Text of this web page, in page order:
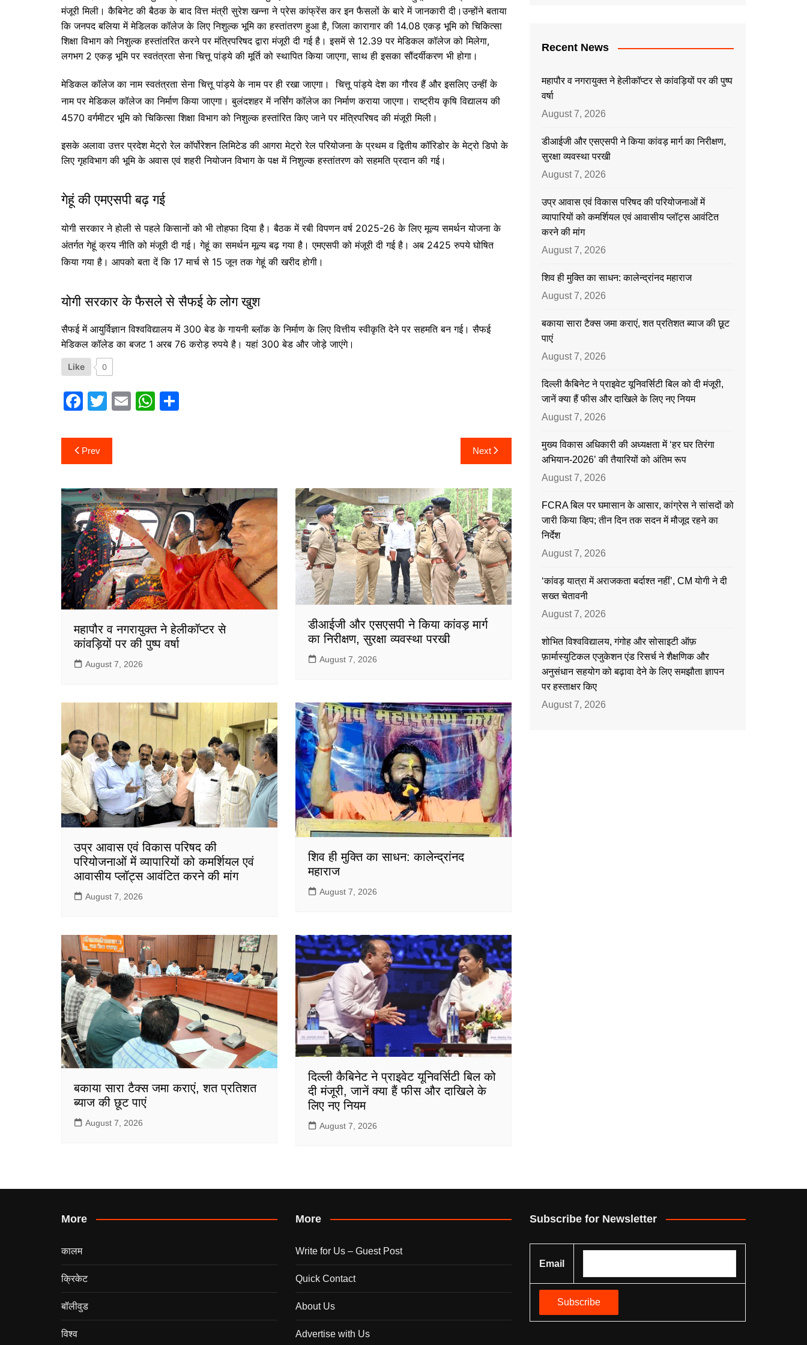
मंजूरी मिली। कैबिनेट की बैठक के बाद वित्त मंत्री सुरेश खन्ना ने प्रेस कांफ्रेंस कर इन फैसलों के बारे में जानकारी दी।उन्होंने बताया
कि जनपद बलिया में मेडिलक कॉलेज के लिए निशुल्क भूमि का हस्तांतरण हुआ है, जिला कारागार की 14.08 एकड़ भूमि को चिकित्सा
शिक्षा विभाग को निशुल्क हस्तांतरित करने पर मंत्रिपरिषद द्वारा मंजूरी दी गई है। इसमें से 12.39 पर मेडिकल कॉलेज को मिलेगा,
लगभग 2 एकड़ भूमि पर स्वतंत्रता सेना चित्तू पांड्ये की मूर्ति को स्थापित किया जाएगा, साथ ही इसका सौंदर्यीकरण भी होगा।
मेडिकल कॉलेज का नाम स्वतंत्रता सेना चित्तू पांड्ये के नाम पर ही रखा जाएगा। चित्तू पांड्ये देश का गौरव हैं और इसलिए उन्हीं के
नाम पर मेडिकल कॉलेज का निर्माण किया जाएगा। बुलंदशहर में नर्सिंग कॉलेज का निर्माण कराया जाएगा। राष्ट्रीय कृषि विद्यालय की
4570 वर्गमीटर भूमि को चिकित्सा शिक्षा विभाग को निशुल्क हस्तांरित किए जाने पर मंत्रिपरिषद की मंजूरी मिली।
इसके अलावा उत्तर प्रदेश मेट्रो रेल कॉर्पोरेशन लिमिटेड की आगरा मेट्रो रेल परियोजना के प्रथम व द्वितीय कॉरिडोर के मेट्रो डिपो के
लिए गृहविभाग की भूमि के अवास एवं शहरी नियोजन विभाग के पक्ष में निशुल्क हस्तांतरण को सहमति प्रदान की गई।
गेहूं की एमएसपी बढ़ गई
योगी सरकार ने होली से पहले किसानों को भी तोहफा दिया है। बैठक में रबी विपणन वर्ष 2025-26 के लिए मूल्य समर्थन योजना के
अंतर्गत गेहूं क्रय नीति को मंजूरी दी गई। गेहूं का समर्थन मूल्य बढ़ गया है। एमएसपी को मंजूरी दी गई है। अब 2425 रुपये घोषित
किया गया है। आपको बता दें कि 17 मार्च से 15 जून तक गेहूं की खरीद होगी।
योगी सरकार के फैसले से सैफई के लोग खुश
सैफई में आयुर्विज्ञान विश्वविद्यालय में 300 बेड के गायनी ब्लॉक के निर्माण के लिए वित्तीय स्वीकृति देने पर सहमति बन गई। सैफई
मेडिकल कॉलेड का बजट 1 अरब 76 करोड़ रुपये है। यहां 300 बेड और जोड़े जाएंगे।
Like 0
F
c
e
o
o
k
T
itt
er
E
W
p
p
PostPrev Next
महापौर व नगरायुक्त ने हेलीकॉप्टर से
कांवड़ियों पर की पुष्प वर्षा
August 7, 2026
डीआईजी और एसएसपी ने किया कांवड़ मार्ग
का निरीक्षण, सुरक्षा व्यवस्था परखी
August 7, 2026
उप्र आवास एवं विकास परिषद की
परियोजनाओं में व्यापारियों को कमर्शियल एवं
आवासीय प्लॉट्स आवंटित करने की मांग
August 7, 2026
शिव ही मुक्ति का साधन: कालेन्द्रांनद
महाराज
August 7, 2026
बकाया सारा टैक्स जमा कराएं, शत प्रतिशत
ब्याज की छूट पाएं
August 7, 2026
दिल्ली कैबिनेट ने प्राइवेट यूनिवर्सिटी बिल को
दी मंजूरी, जानें क्या हैं फीस और दाखिले के
लिए नए नियम
August 7, 2026
Recent News
महापौर व नगरायुक्त ने हेलीकॉप्टर से कांवड़ियों पर की पुष्प
वर्षा
August 7, 2026
डीआईजी और एसएसपी ने किया कांवड़ मार्ग का निरीक्षण,
सुरक्षा व्यवस्था परखी
August 7, 2026
उप्र आवास एवं विकास परिषद की परियोजनाओं में
व्यापारियों को कमर्शियल एवं आवासीय प्लॉट्स आवंटित
करने की मांग
August 7, 2026
शिव ही मुक्ति का साधन: कालेन्द्रांनद महाराज
August 7, 2026
बकाया सारा टैक्स जमा कराएं, शत प्रतिशत ब्याज की छूट
पाएं
August 7, 2026
दिल्ली कैबिनेट ने प्राइवेट यूनिवर्सिटी बिल को दी मंजूरी,
जानें क्या हैं फीस और दाखिले के लिए नए नियम
August 7, 2026
मुख्य विकास अधिकारी की अध्यक्षता में ‘हर घर तिरंगा
अभियान-2026’ की तैयारियों को अंतिम रूप
August 7, 2026
FCRA बिल पर घमासान के आसार, कांग्रेस ने सांसदों को
जारी किया व्हिप; तीन दिन तक सदन में मौजूद रहने का
निर्देश
August 7, 2026
‘कांवड़ यात्रा में अराजकता बर्दाश्त नहीं’, CM योगी ने दी
सख्त चेतावनी
August 7, 2026
शोभित विश्वविद्यालय, गंगोह और सोसाइटी ऑफ़
फ़ार्मास्युटिकल एजुकेशन एंड रिसर्च ने शैक्षणिक और
अनुसंधान सहयोग को बढ़ावा देने के लिए समझौता ज्ञापन
पर हस्ताक्षर किए
August 7, 2026
More
कालम
क्रिकेट
बॉलीवुड
विश्व
More
Write for Us – Guest Post
Quick Contact
About Us
Advertise with Us
Subscribe for Newsletter
Email